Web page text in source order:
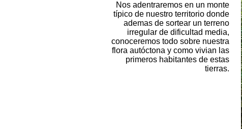
Nos adentraremos en un monte
típico de nuestro territorio donde
ademas de sortear un terreno
irregular de dificultad media,
conoceremos todo sobre nuestra
flora autóctona y como vivian las
primeros habitantes de estas
tierras.